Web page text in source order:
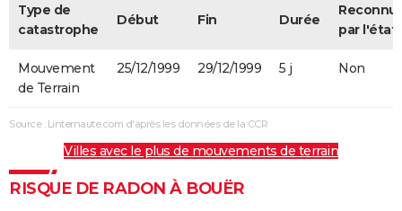
Type de
catastrophe
Début Fin Durée
par l'état
Mouvement
de Terrain
25/12/1999 29/12/1999 5 j Non
Source : Linternaute.com d'après les données de la CCR
Villes avec le plus de mouvements de terrain
RISQUE DE RADON À BOUËR